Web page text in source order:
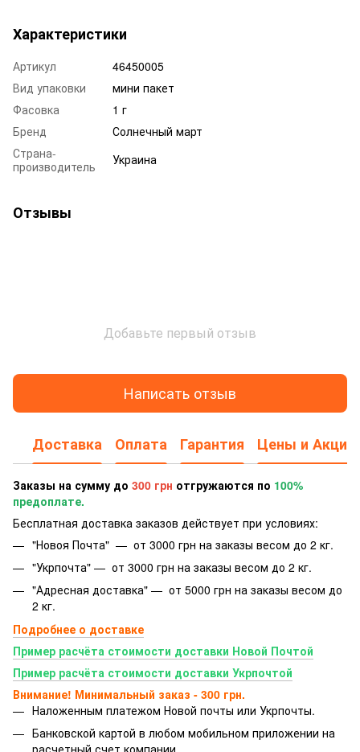
Характеристики
Артикул
46450005
Вид упаковки
мини пакет
Фасовка
1 г
Бренд
Солнечный март
Страна-
производитель
Украина
Отзывы
Добавьте первый отзыв
Написать отзыв
Доставка Оплата Гарантия Цены и Акции
Заказы на сумму до 300 грн отгружаются по 100%
предоплате.
Бесплатная доставка заказов действует при условиях:
"Новоя Почта" — от 3000 грн на заказы весом до 2 кг.
"Укрпочта" — от 3000 грн на заказы весом до 2 кг.
"Адресная доставка" — от 5000 грн на заказы весом до
2 кг.
Подробнее о доставке
Пример расчёта стоимости доставки Новой Почтой
Пример расчёта стоимости доставки Укрпочтой
Внимание! Минимальный заказ - 300 грн.
Наложенным платежом Новой почты или Укрпочты.
Банковской картой в любом мобильном приложении на